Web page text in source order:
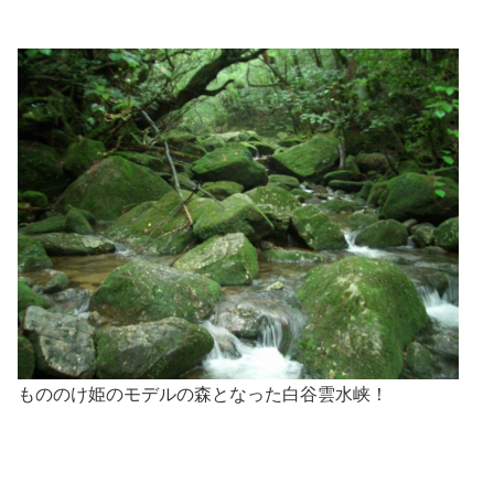
もののけ姫のモデルの森となった白谷雲水峡！